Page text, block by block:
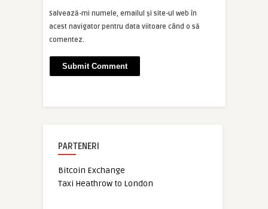
Salvează-mi numele, emailul și site-ul web în
acest navigator pentru data viitoare când o să
comentez.
PARTENERI
Bitcoin Exchange
Taxi Heathrow to London